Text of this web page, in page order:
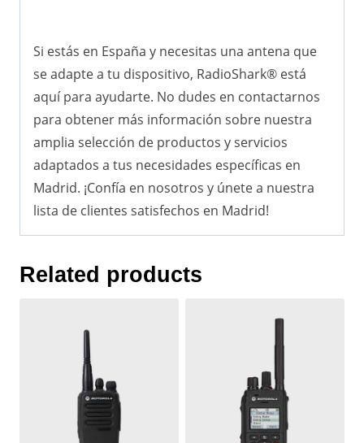
Si estás en España y necesitas una antena que
se adapte a tu dispositivo, RadioShark® está
aquí para ayudarte. No dudes en contactarnos
para obtener más información sobre nuestra
amplia selección de productos y servicios
adaptados a tus necesidades específicas en
Madrid. ¡Confía en nosotros y únete a nuestra
lista de clientes satisfechos en Madrid!
Related products